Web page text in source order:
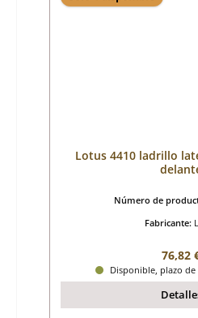
Lotus 4410 ladrillo
Número de
Fabricante:
Precio
76,82
Disponible, plazo